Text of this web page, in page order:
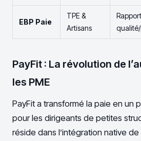
EBP Paie
TPE &
Artisans
Rapport
PayFit : La révolution de
les PME
PayFit a transformé la paie en un
pour les dirigeants de petites
réside dans l’intégration native